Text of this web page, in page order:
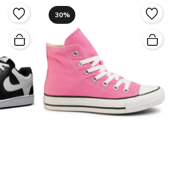
30%